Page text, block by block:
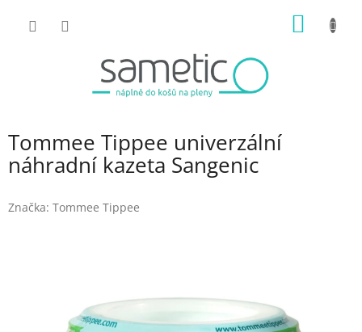
Tommee Tippee univerzální
náhradní kazeta Sangenic
Značka: Tommee Tippee